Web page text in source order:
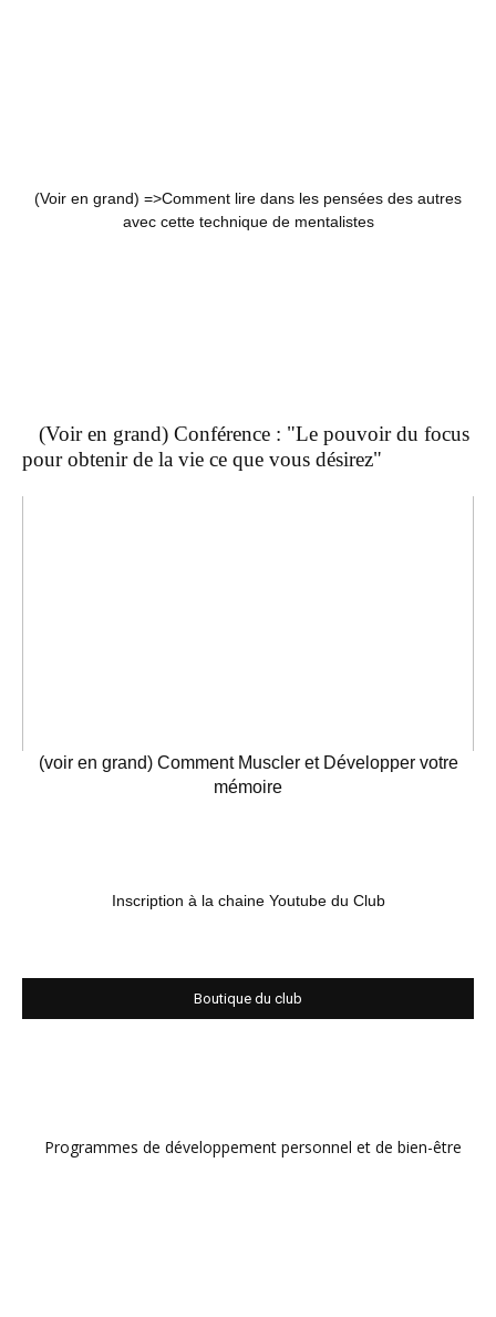
(Voir en grand) =>Comment lire dans les pensées des autres
avec cette technique de mentalistes
(Voir en grand) Conférence : "Le pouvoir du focus
pour obtenir de la vie ce que vous désirez"
(voir en grand) Comment Muscler et Développer votre
mémoire
Inscription à la chaine Youtube du Club
Boutique du club
Programmes de développement personnel et de bien-être